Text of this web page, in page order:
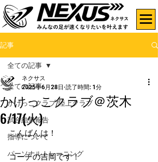
記事
全ての記事
かけっこクラブ/陸上クラブ
試合結果報告
指導について
パーソナルトレーニング
全ての記事
かけっこクラブ＠茨木
6/17(火)
ネクサス
2025年6月28日 読了時間: 1分
こんばんは！
コーチの吉岡です！